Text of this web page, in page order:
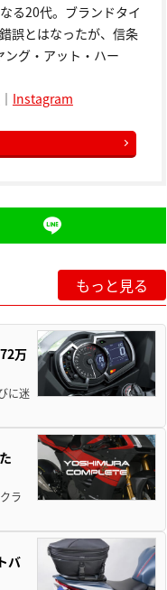
る20代。ブランドタイ
誤とはなったが、信条
グ・アット・ハー
｜ Instagram
もっと見る
万
に迷
ラ
バ